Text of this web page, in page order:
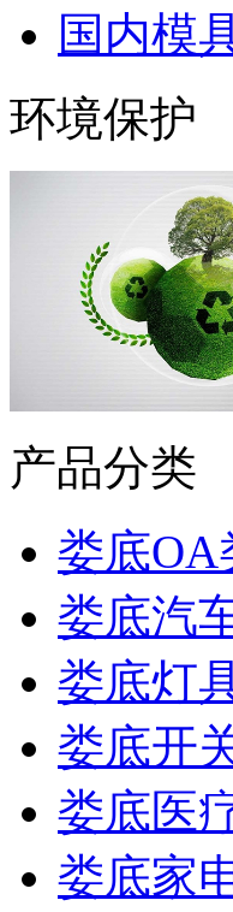
国内模
环境保护
产品分类
娄底OA
娄底汽
娄底灯
娄底开
娄底医
娄底家